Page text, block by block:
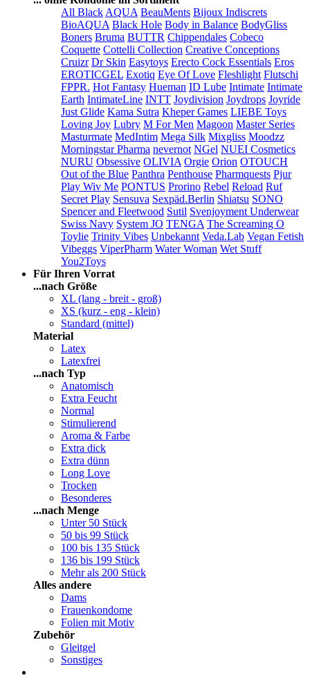
All Black AQUA BeauMents Bijoux Indiscrets
BioAQUA Black Hole Body in Balance BodyGliss
Boners Bruma BUTTR Chippendales Cobeco
Coquette Cottelli Collection Creative Conceptions
Cruizr Dr Skin Easytoys Erecto Cock Essentials Eros
EROTICGEL Exotiq Eye Of Love Fleshlight Flutschi
FPPR. Hot Fantasy Hueman ID Lube Intimate Intimate
Earth IntimateLine INTT Joydivision Joydrops Joyride
Just Glide Kama Sutra Kheper Games LIEBE Toys
Loving Joy Lubry M For Men Magoon Master Series
Masturmate MedIntim Mega Silk Mixgliss Moodzz
Morningstar Pharma nevernot NGel NUEI Cosmetics
NURU Obsessive OLIVIA Orgie Orion OTOUCH
Out of the Blue Panthra Penthouse Pharmquests Pjur
Play Wiv Me PONTUS Prorino Rebel Reload Ruf
Secret Play Sensuva Sexpäd.Berlin Shiatsu SONO
Spencer and Fleetwood Sutil Svenjoyment Underwear
Swiss Navy System JO TENGA The Screaming O
Toylie Trinity Vibes Unbekannt Veda.Lab Vegan Fetish
Vibeggs ViperPharm Water Woman Wet Stuff
You2Toys
Für Ihren Vorrat
...nach Größe
XL (lang - breit - groß)
XS (kurz - eng - klein)
Standard (mittel)
Material
Latex
Latexfrei
...nach Typ
Anatomisch
Extra Feucht
Normal
Stimulierend
Aroma & Farbe
Extra dick
Extra dünn
Long Love
Trocken
Besonderes
...nach Menge
Unter 50 Stück
50 bis 99 Stück
100 bis 135 Stück
136 bis 199 Stück
Mehr als 200 Stück
Alles andere
Dams
Frauenkondome
Folien mit Motiv
Zubehör
Gleitgel
Sonstiges